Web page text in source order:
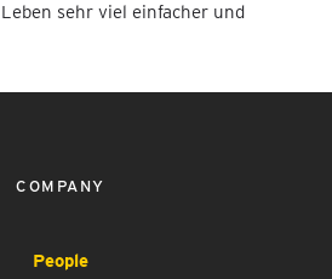
sehr viel einfacher und
COMPANY
People